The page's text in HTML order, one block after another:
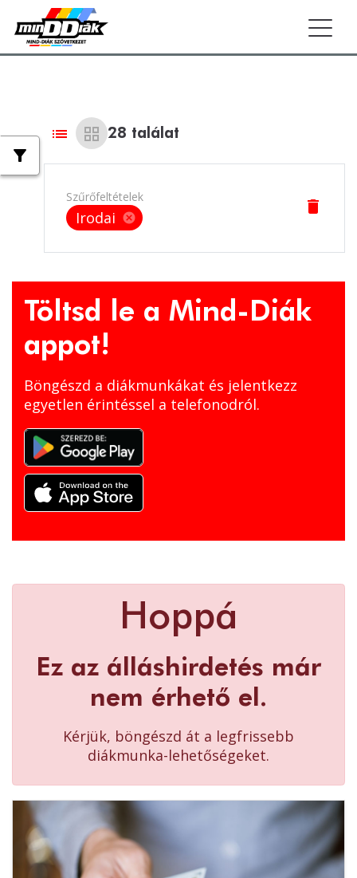
list grid_view 28 találat
Szűrőfeltételek
Irodai cancel
delete
Töltsd le a Mind-Diák
appot!
Böngészd a diákmunkákat és jelentkezz
egyetlen érintéssel a telefonodról.
Hoppá
Ez az álláshirdetés már
nem érhető el.
Kérjük, böngészd át a legfrissebb
diákmunka-lehetőségeket.
filter_alt